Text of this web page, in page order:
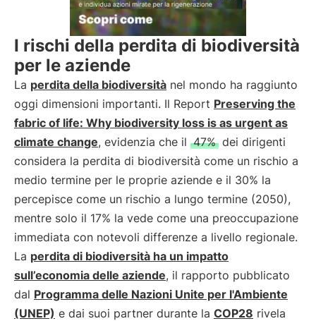
I rischi della perdita di biodiversità
per le aziende
La perdita della biodiversità nel mondo ha raggiunto
oggi dimensioni importanti. Il Report Preserving the
fabric of life: Why biodiversity loss is as urgent as
climate change, evidenzia che il 47% dei dirigenti
considera la perdita di biodiversità come un rischio a
medio termine per le proprie aziende e il 30% la
percepisce come un rischio a lungo termine (2050),
mentre solo il 17% la vede come una preoccupazione
immediata con notevoli differenze a livello regionale.
La perdita di biodiversità ha un impatto
sull’economia delle aziende, il rapporto pubblicato
dal Programma delle Nazioni Unite per l'Ambiente
(UNEP) e dai suoi partner durante la COP28 rivela